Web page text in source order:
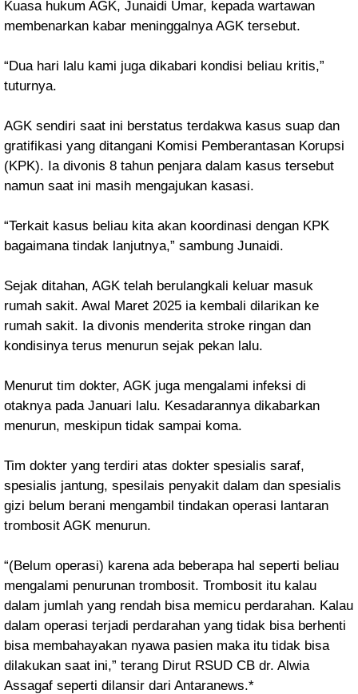
Kuasa hukum AGK, Junaidi Umar, kepada wartawan
membenarkan kabar meninggalnya AGK tersebut.
“Dua hari lalu kami juga dikabari kondisi beliau kritis,”
tuturnya.
AGK sendiri saat ini berstatus terdakwa kasus suap dan
gratifikasi yang ditangani Komisi Pemberantasan Korupsi
(KPK). Ia divonis 8 tahun penjara dalam kasus tersebut
namun saat ini masih mengajukan kasasi.
“Terkait kasus beliau kita akan koordinasi dengan KPK
bagaimana tindak lanjutnya,” sambung Junaidi.
Sejak ditahan, AGK telah berulangkali keluar masuk
rumah sakit. Awal Maret 2025 ia kembali dilarikan ke
rumah sakit. Ia divonis menderita stroke ringan dan
kondisinya terus menurun sejak pekan lalu.
Menurut tim dokter, AGK juga mengalami infeksi di
otaknya pada Januari lalu. Kesadarannya dikabarkan
menurun, meskipun tidak sampai koma.
Tim dokter yang terdiri atas dokter spesialis saraf,
spesialis jantung, spesilais penyakit dalam dan spesialis
gizi belum berani mengambil tindakan operasi lantaran
trombosit AGK menurun.
“(Belum operasi) karena ada beberapa hal seperti beliau
mengalami penurunan trombosit. Trombosit itu kalau
dalam jumlah yang rendah bisa memicu perdarahan. Kalau
dalam operasi terjadi perdarahan yang tidak bisa berhenti
bisa membahayakan nyawa pasien maka itu tidak bisa
dilakukan saat ini,” terang Dirut RSUD CB dr. Alwia
Assagaf seperti dilansir dari Antaranews.*